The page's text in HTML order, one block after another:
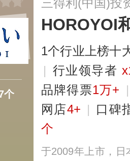
市和地区，已成
者。更多
个
三得利(中国)投
HOROYOI
1个行业上榜十
| 行业领导者
品牌得票1万+
网店4+ | 口碑
个
于2009年上市，日